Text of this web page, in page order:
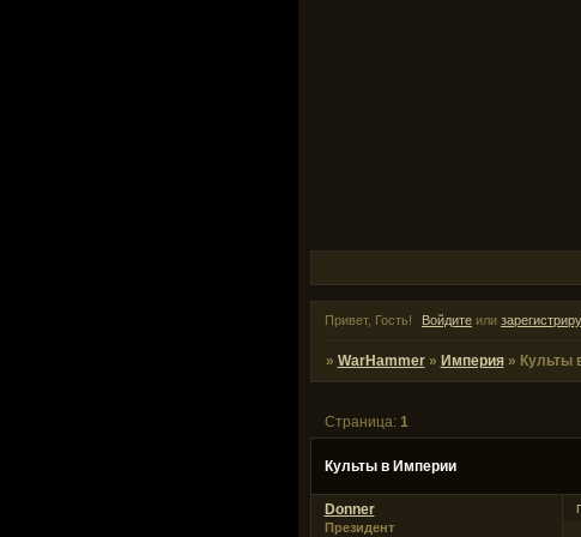
Привет, Гость! Войдите или
» WarHammer » Империя » Культы
Культы в Империи
Страница: 1
Donner
Президент